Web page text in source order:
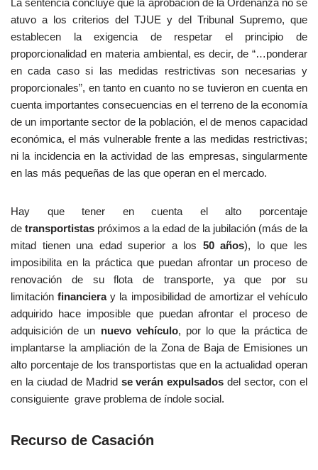
La sentencia concluye que la aprobación de la Ordenanza no se
atuvo a los criterios del TJUE y del Tribunal Supremo, que
establecen la exigencia de respetar el principio de
proporcionalidad en materia ambiental, es decir, de “…ponderar
en cada caso si las medidas restrictivas son necesarias y
proporcionales”, en tanto en cuanto no se tuvieron en cuenta en
cuenta importantes consecuencias en el terreno de la economía
de un importante sector de la población, el de menos capacidad
económica, el más vulnerable frente a las medidas restrictivas;
ni la incidencia en la actividad de las empresas, singularmente
en las más pequeñas de las que operan en el mercado.
Hay que tener en cuenta el alto porcentaje
de transportistas próximos a la edad de la jubilación (más de la
mitad tienen una edad superior a los 50 años), lo que les
imposibilita en la práctica que puedan afrontar un proceso de
renovación de su flota de transporte, ya que por su
limitación financieray la imposibilidad de amortizar el vehículo
adquirido hace imposible que puedan afrontar el proceso de
adquisición de un nuevo vehículo, por lo que la práctica de
implantarse la ampliación de la Zona de Baja de Emisiones un
alto porcentaje de los transportistas que en la actualidad operan
en la ciudad de Madrid se verán expulsados del sector, con el
consiguiente grave problema de índole social.
Recurso de Casación